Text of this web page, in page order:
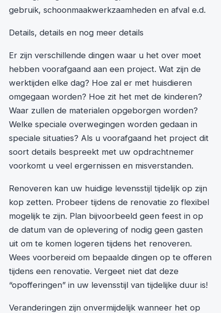
gebruik, schoonmaakwerkzaamheden en afval e.d.
Details, details en nog meer details
Er zijn verschillende dingen waar u het over moet
hebben voorafgaand aan een project. Wat zijn de
werktijden elke dag? Hoe zal er met huisdieren
omgegaan worden? Hoe zit het met de kinderen?
Waar zullen de materialen opgeborgen worden?
Welke speciale overwegingen worden gedaan in
speciale situaties? Als u voorafgaand het project dit
soort details bespreekt met uw opdrachtnemer
voorkomt u veel ergernissen en misverstanden.
Renoveren kan uw huidige levensstijl tijdelijk op zijn
kop zetten. Probeer tijdens de renovatie zo flexibel
mogelijk te zijn. Plan bijvoorbeeld geen feest in op
de datum van de oplevering of nodig geen gasten
uit om te komen logeren tijdens het renoveren.
Wees voorbereid om bepaalde dingen op te offeren
tijdens een renovatie. Vergeet niet dat deze
“opofferingen” in uw levensstijl van tijdelijke duur is!
Veranderingen zijn onvermijdelijk wanneer het op